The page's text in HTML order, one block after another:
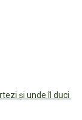
și unde îl duci